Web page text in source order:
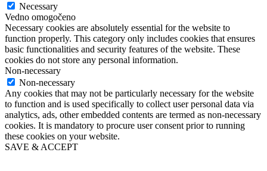
Necessary
Vedno omogočeno
Necessary cookies are absolutely essential for the website to
function properly. This category only includes cookies that ensures
basic functionalities and security features of the website. These
cookies do not store any personal information.
Non-necessary
Non-necessary
Any cookies that may not be particularly necessary for the website
to function and is used specifically to collect user personal data via
analytics, ads, other embedded contents are termed as non-necessary
cookies. It is mandatory to procure user consent prior to running
these cookies on your website.
SAVE & ACCEPT